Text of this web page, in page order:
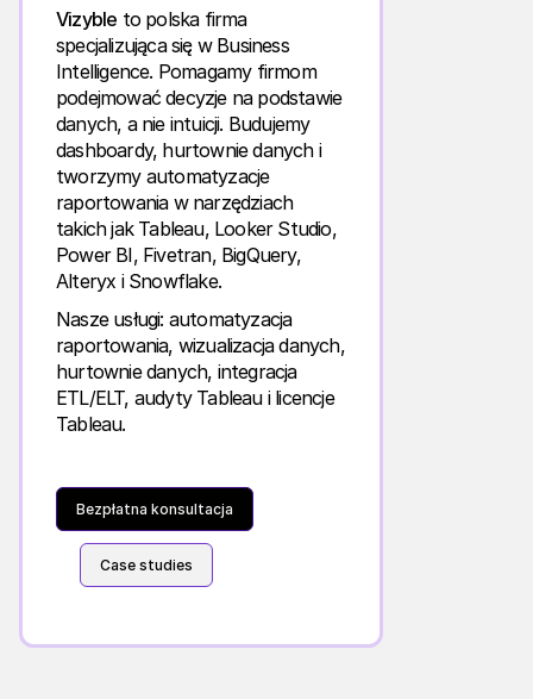
Vizyble to polska firma
specjalizująca się w Business
Intelligence. Pomagamy firmom
podejmować decyzje na podstawie
danych, a nie intuicji. Budujemy
dashboardy, hurtownie danych i
tworzymy automatyzacje
raportowania w narzędziach
takich jak Tableau, Looker Studio,
Power BI, Fivetran, BigQuery,
Alteryx i Snowflake.
Nasze usługi: automatyzacja
raportowania, wizualizacja danych,
hurtownie danych, integracja
ETL/ELT, audyty Tableau i licencje
Tableau.
Bezpłatna konsultacja
Case studies